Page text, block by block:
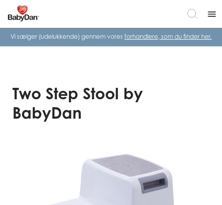
menu
Vi sælger (udelukkende) gennem vores forhandlere, som du finder her.
Two Step Stool by
BabyDan